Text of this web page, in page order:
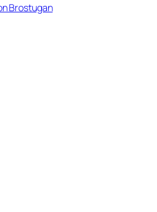
Brostugan